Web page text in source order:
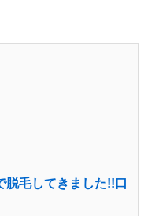
毛してきました!!口